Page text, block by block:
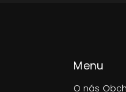
Menu
O nás